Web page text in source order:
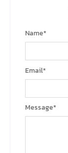
Message*
Name*
Email*